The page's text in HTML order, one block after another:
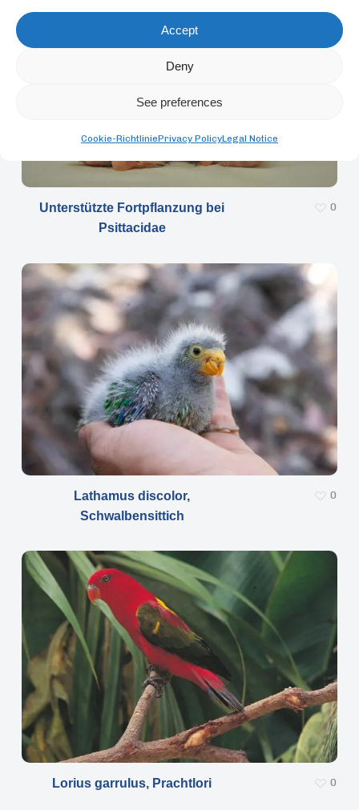
Accept
Deny
See preferences
Cookie-RichtliniePrivacy PolicyLegal Notice
Unterstützte Fortpflanzung bei
Psittacidae
0
Lathamus discolor,
Schwalbensittich
0
Lorius garrulus, Prachtlori 0